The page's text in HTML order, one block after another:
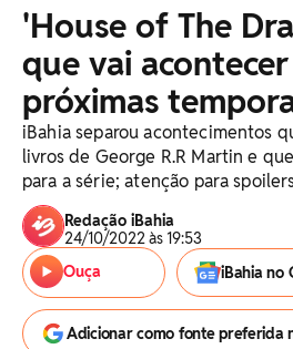
'House of The
que vai
próximas
iBahia separou acontecimentos
livros de George R.R Martin e
para a série; atenção para
Redação iBahia
24/10/2022 às 19:53
Ouça
iBahia no
Adicionar como fonte preferida